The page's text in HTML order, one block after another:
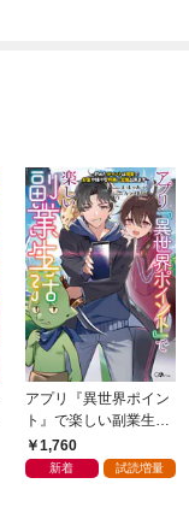
アプリ『異世界ポイン
ト』で楽しい副業生
活 〜貯めたポイント
は現実でお金や様々な
1,760
新着 試読増量